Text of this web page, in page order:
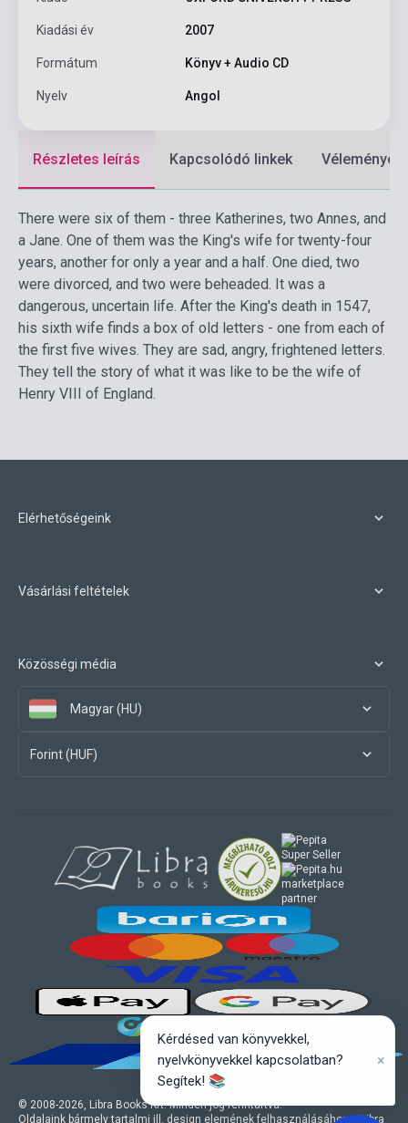
Kiadási év 2007
Formátum Könyv + Audio CD
Nyelv Angol
Részletes leírás Kapcsolódó linkek Vélemények
There were six of them - three Katherines, two Annes, and
a Jane. One of them was the King's wife for twenty-four
years, another for only a year and a half. One died, two
were divorced, and two were beheaded. It was a
dangerous, uncertain life. After the King's death in 1547,
his sixth wife finds a box of old letters - one from each of
the first five wives. They are sad, angry, frightened letters.
They tell the story of what it was like to be the wife of
Henry VIII of England.
Elérhetőségeink
Vásárlási feltételek
Közösségi média
Magyar (HU)
Forint (HUF)
© 2008-2026, Libra Books Kft. Minden jog fenntartva.
Oldalaink bármely tartalmi ill. design elemének felhasználásához a Libra
marketplace
partner
Kérdésed van könyvekkel,
nyelvkönyvekkel kapcsolatban?
Segítek! 📚
×